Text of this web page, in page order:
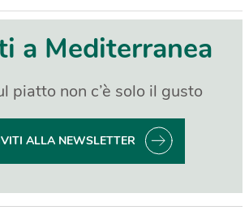
a Mediterranea
piatto non c’è solo il gusto
ALLA NEWSLETTER